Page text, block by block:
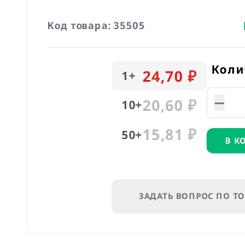
Код товара:35505
1+ 24,70 ₽
10+20,60 ₽
50+15,81 ₽ В
ЗАДАТЬ ВОПРОС ПО